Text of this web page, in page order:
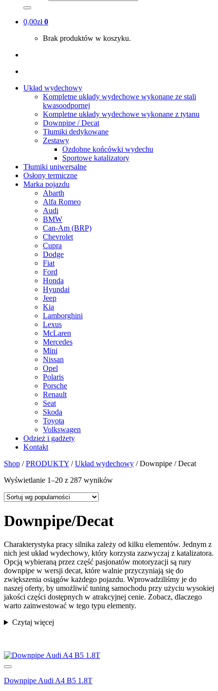
0,00zł 0
Brak produktów w koszyku.
Układ wydechowy
Kompletne układy wydechowe wykonane ze stali
kwasoodpornej
Kompletne układy wydechowe wykonane z tytanu
Downpipe / Decat
Tłumiki dedykowane
Zestawy
Ozdobne końcówki wydechu
Sportowe katalizatory
Tłumiki uniwersalne
Osłony termiczne
Marka pojazdu
Abarth
Alfa Romeo
Audi
BMW
Can-Am (BRP)
Chevrolet
Cupra
Dodge
Fiat
Ford
Honda
Hyundai
Jeep
Kia
Lamborghini
Lexus
McLaren
Mercedes
Mini
Nissan
Opel
Polaris
Porsche
Renault
Seat
Skoda
Toyota
Volkswagen
Odzież i gadżety
Kontakt
Shop / PRODUKTY / Układ wydechowy /Downpipe / Decat
Wyświetlanie 1–20 z 287 wyników
Downpipe/Decat
Charakterystyka pracy silnika zależy od kilku elementów. Jednym z
nich jest układ wydechowy, który korzysta zazwyczaj z katalizatora.
Opcją wybieraną przez część pasjonatów motoryzacji są rury
downpipe w wersji decat, które walnie przyczyniają się do
zwiększenia osiągów każdego pojazdu. Wprowadziliśmy je do
naszej oferty, by umożliwić tuning samochodu przy użyciu wysokiej
jakości części dostępnych w atrakcyjnej cenie. Zobacz, dlaczego
warto zainwestować w tego typu elementy.
Czytaj więcej
Downpipe Audi A4 B5 1.8T